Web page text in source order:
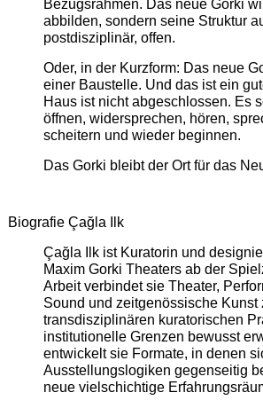
Bezugsrahmen. Das neue Gorki
abbilden, sondern seine Struktur
postdisziplinär, offen.
Oder, in der Kurzform: Das neue
einer Baustelle. Und das ist ein
Haus ist nicht abgeschlossen. Es
öffnen, widersprechen, hören,
scheitern und wieder beginnen.
Das Gorki bleibt der Ort für das
Biografie Çağla Ilk
Çağla Ilk ist Kuratorin und
Maxim Gorki Theaters ab der
Arbeit verbindet sie Theater,
Sound und zeitgenössische Kunst
transdisziplinären kuratorischen
institutionelle Grenzen bewusst
entwickelt sie Formate, in denen
Ausstellungslogiken gegenseitig
neue vielschichtige